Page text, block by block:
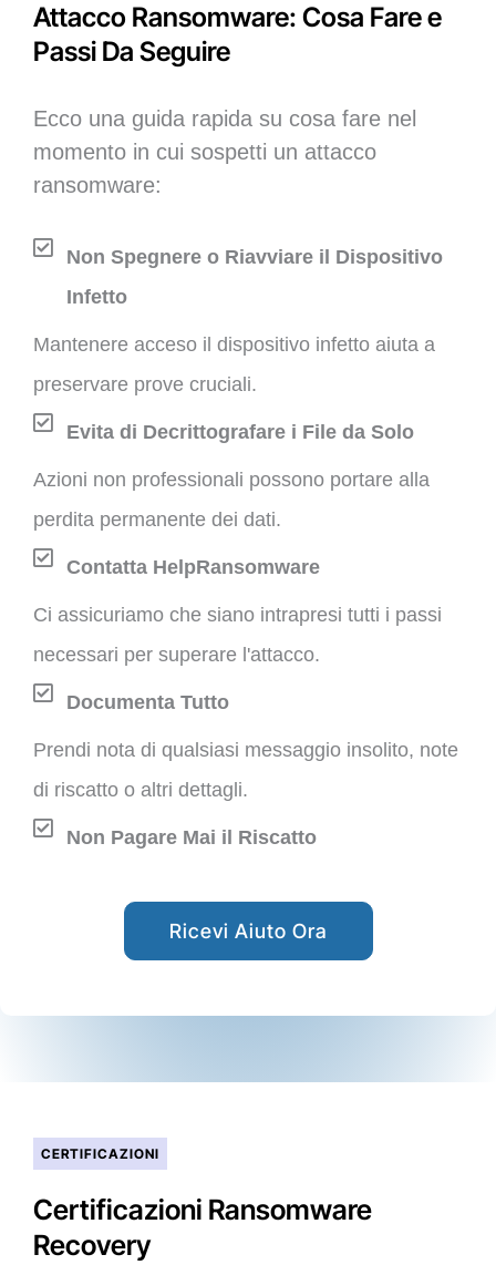
Attacco Ransomware: Cosa Fare e
Passi Da Seguire
Ecco una guida rapida su cosa fare nel
momento in cui sospetti un attacco
ransomware:
Non Spegnere o Riavviare il Dispositivo
Infetto
Mantenere acceso il dispositivo infetto aiuta a
preservare prove cruciali.
Evita di Decrittografare i File da Solo
Azioni non professionali possono portare alla
perdita permanente dei dati.
Contatta HelpRansomware
Ci assicuriamo che siano intrapresi tutti i passi
necessari per superare l'attacco.
Documenta Tutto
Prendi nota di qualsiasi messaggio insolito, note
di riscatto o altri dettagli.
Non Pagare Mai il Riscatto
Ricevi Aiuto Ora
CERTIFICAZIONI
Certificazioni Ransomware
Recovery